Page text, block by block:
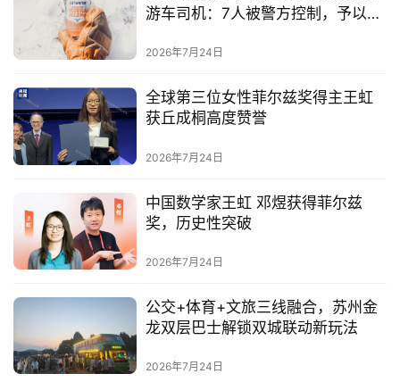
首
页
讯
商
业
游车司机：7人被警方控制，予以辞
2026年7月24日
全球第三位女性菲尔兹奖得主王虹
获丘成桐高度赞誉
2026年7月24日
中国数学家王虹 邓煜获得菲尔兹
奖，历史性突破
2026年7月24日
公交+体育+文旅三线融合，苏州金
龙双层巴士解锁双城联动新玩法
2026年7月24日